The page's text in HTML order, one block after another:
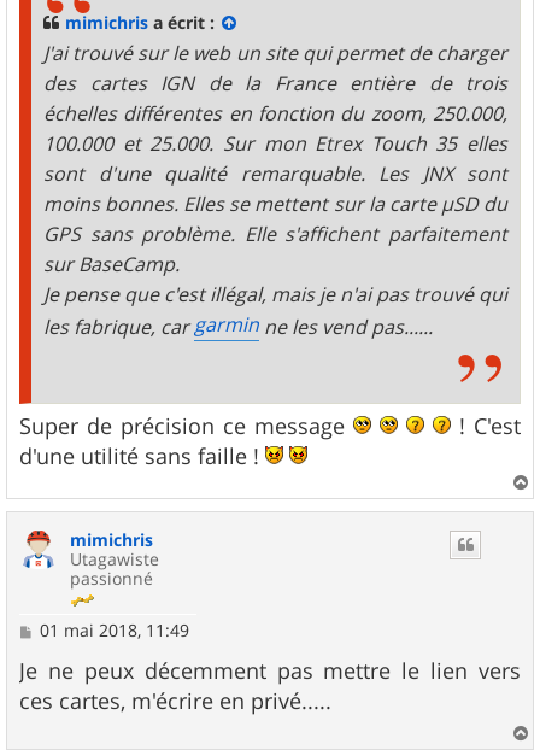
mimichris a écrit :
J'ai trouvé sur le web un site qui permet de charger
des cartes IGN de la France entière de trois
échelles différentes en fonction du zoom, 250.000,
100.000 et 25.000. Sur mon Etrex Touch 35 elles
sont d'une qualité remarquable. Les JNX sont
moins bonnes. Elles se mettent sur la carte µSD du
GPS sans problème. Elle s'affichent parfaitement
sur BaseCamp.
Je pense que c'est illégal, mais je n'ai pas trouvé qui
les fabrique, cargarmin ne les vend pas......
Super de précision ce message
! C'est
d'une utilité sans faille !
a
mimichris
Utagawiste
passionné
M
s
s
a
01 mai 2018, 11:49
Je ne peux décemment pas mettre le lien vers
ces cartes, m'écrire en privé.....